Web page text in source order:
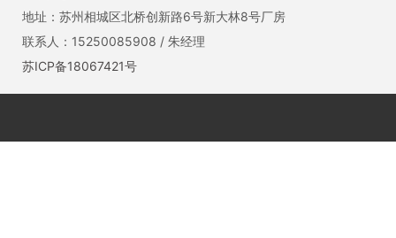
地址：苏州相城区北桥创新路6号新大林8号厂房
联系人：15250085908 / 朱经理
苏ICP备18067421号